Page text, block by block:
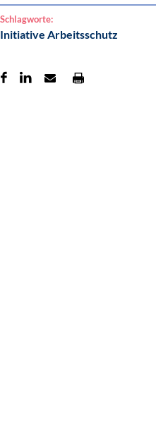
Schlagworte:
Initiative Arbeitsschutz